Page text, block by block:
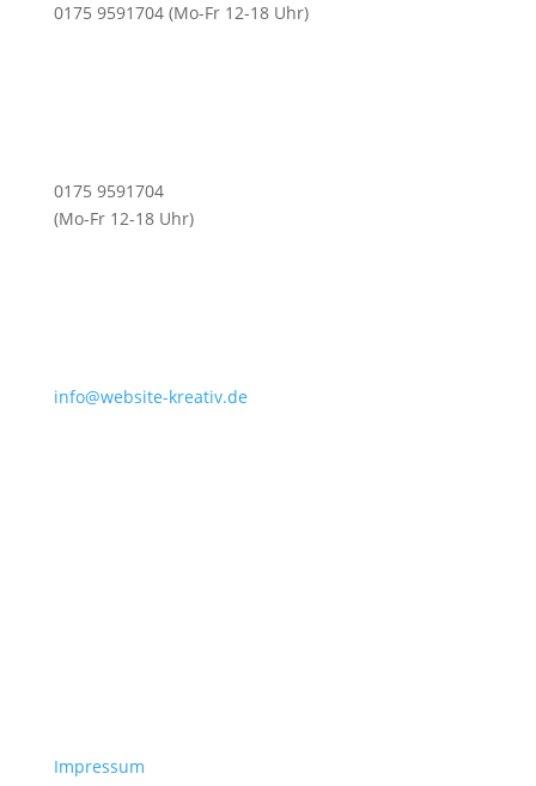
0175 9591704 (Mo-Fr 12-18 Uhr)
0175 9591704
(Mo-Fr 12-18 Uhr)
info@website-kreativ.de
Impressum